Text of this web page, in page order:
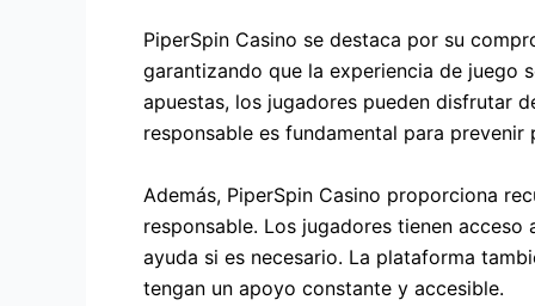
PiperSpin Casino se destaca por su
garantizando que la experiencia de juego
apuestas, los jugadores pueden disfrutar
responsable es fundamental para
Además, PiperSpin Casino proporciona
responsable. Los jugadores tienen
ayuda si es necesario. La plataforma
tengan un apoyo constante y accesible.